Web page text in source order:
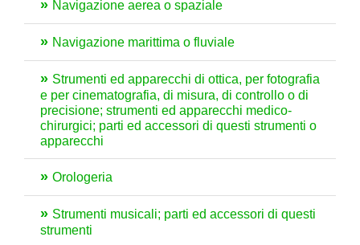
Navigazione aerea o spaziale
Navigazione marittima o fluviale
Strumenti ed apparecchi di ottica, per fotografia
e per cinematografia, di misura, di controllo o di
precisione; strumenti ed apparecchi medico-
chirurgici; parti ed accessori di questi strumenti o
apparecchi
Orologeria
Strumenti musicali; parti ed accessori di questi
strumenti